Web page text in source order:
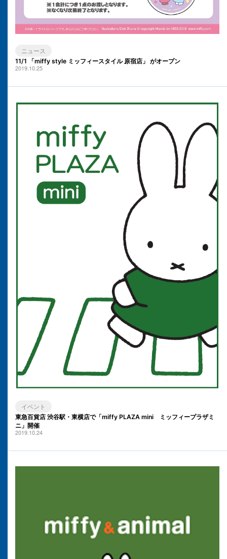
ニュース
11/1 「miffy style ミッフィースタイル 原宿店」 がオープン
2019.10.25
イベント
東急百貨店 渋谷駅・東横店で「miffy PLAZA mini ミッフィープラザミ
ニ」開催
2019.10.24